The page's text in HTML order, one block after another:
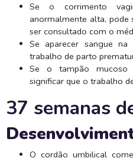
Se o corrimento
anormalmente alta, pode
ser consultado com o
Se aparecer sangue
trabalho de parto
Se o tampão mucoso
significar que o trabalho
37 semanas
O cordão umbilical